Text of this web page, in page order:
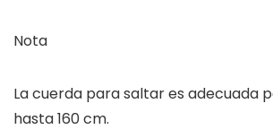
Nota
La cuerda para saltar es adecuada
hasta 160 cm.